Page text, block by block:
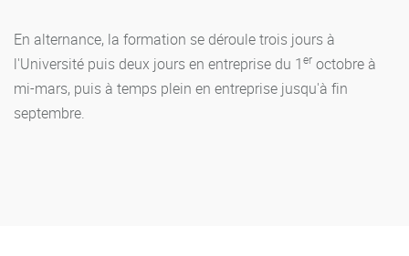
En alternance, la formation se déroule trois jours à
l'Université puis deux jours en entreprise du 1er octobre à
mi-mars, puis à temps plein en entreprise jusqu'à fin
septembre.